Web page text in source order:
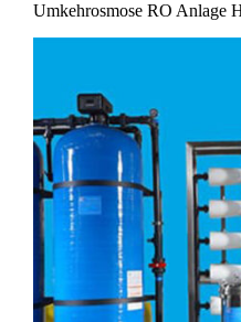
Umkehrosmose RO Anlage